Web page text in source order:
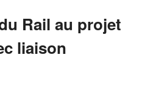
Rail au projet
liaison